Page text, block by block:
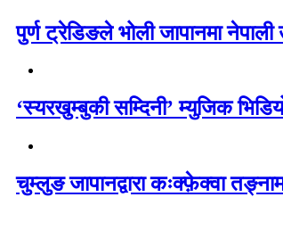
पुर्ण ट्रेडिङले भोली जापानमा
‘स्यरखुम्बुकी सम्दिनी’ म्युजिक
चुम्लुङ जापानद्वारा कःक्फ़ेक्वा